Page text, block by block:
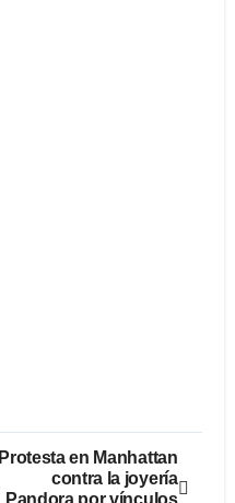
Protesta en Manhattan
contra la joyería
Pandora por vínculos